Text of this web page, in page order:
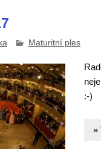
Maturitní ples
:-)
»